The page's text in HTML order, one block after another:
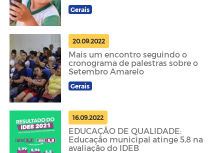
Gerais
20.09.2022
Mais um encontro seguindo o
cronograma de palestras sobre o
Setembro Amarelo
Gerais
16.09.2022
EDUCAÇÃO DE QUALIDADE:
Educação municipal atinge 5,8 na
avaliação do IDEB